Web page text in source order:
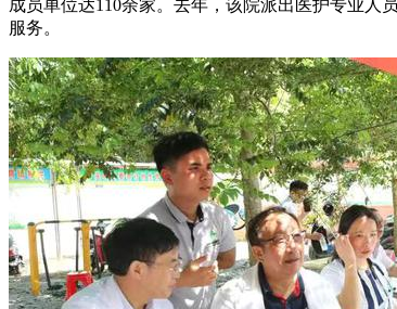
成员单位达110余家。去年，该院派出医护专业人
服务。